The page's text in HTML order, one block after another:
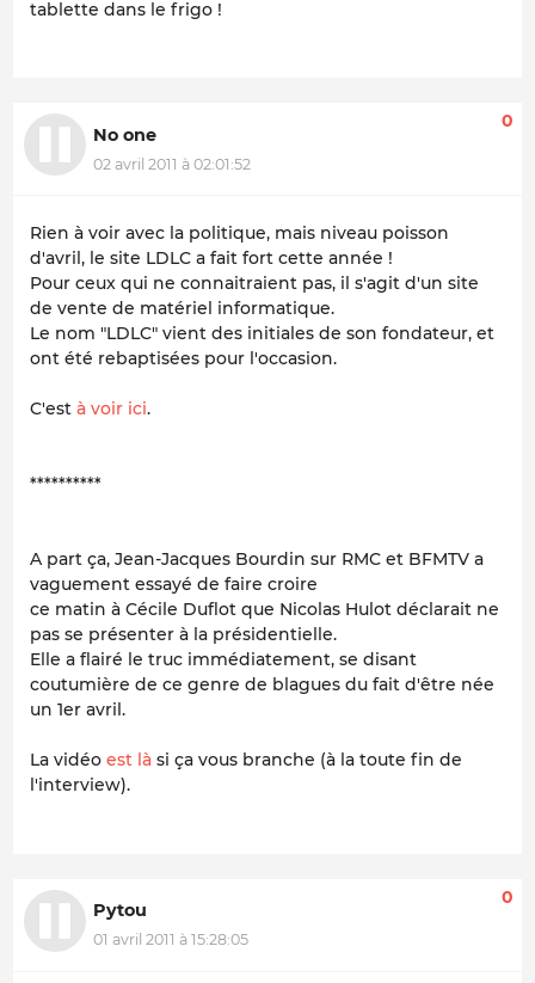
tablette dans le frigo !
No one
02 avril 2011 à 02:01:52
0
Rien à voir avec la politique, mais niveau poisson
d'avril, le site LDLC a fait fort cette année !
Pour ceux qui ne connaitraient pas, il s'agit d'un site
de vente de matériel informatique.
Le nom "LDLC" vient des initiales de son fondateur, et
ont été rebaptisées pour l'occasion.
C'est à voir ici.
**********
A part ça, Jean-Jacques Bourdin sur RMC et BFMTV a
vaguement essayé de faire croire
ce matin à Cécile Duflot que Nicolas Hulot déclarait ne
pas se présenter à la présidentielle.
Elle a flairé le truc immédiatement, se disant
coutumière de ce genre de blagues du fait d'être née
un 1er avril.
La vidéo est là si ça vous branche (à la toute fin de
l'interview).
Pytou
01 avril 2011 à 15:28:05
0